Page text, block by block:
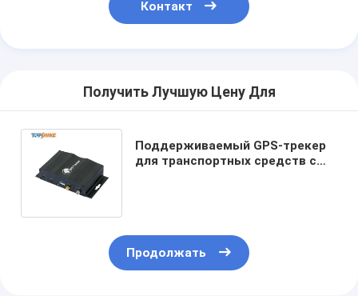
Контакт
Получить Лучшую Цену Для
Поддерживаемый GPS-трекер
для транспортных средств с
Продолжать